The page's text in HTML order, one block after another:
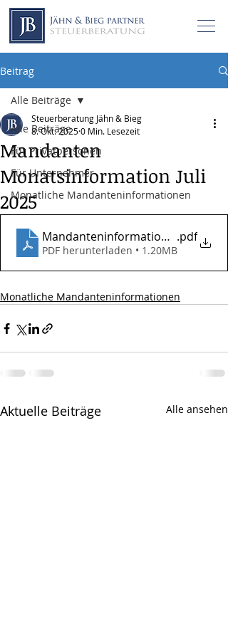
Beitrag
Alle Beiträge
Für Privatpersonen
Für Unternehmer
Monatliche Mandanteninformationen
Alle Beiträge
Mandanten
Monatsinformation Juli
2025
Steuerberatung Jähn & Bieg
8. Okt. 20250 Min. Lesezeit
Mandanteninformationen_07_2025
.pdf
PDF herunterladen • 1.20MB
Monatliche Mandanteninformationen
Aktuelle Beiträge Alle ansehen